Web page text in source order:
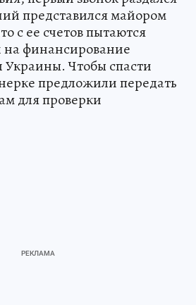
представился майором
с ее счетов пытаются
на финансирование
Чтобы спасти
предложили передать
для проверки